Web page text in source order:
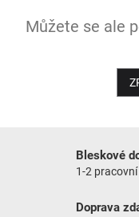
NOVINKY
Můžete se ale
Bleskové
1-2
Doprava